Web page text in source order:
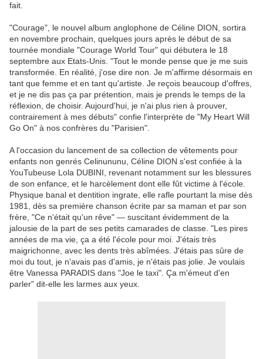
fait.
"Courage", le nouvel album anglophone de Céline DION, sortira
en novembre prochain, quelques jours après le début de sa
tournée mondiale "Courage World Tour" qui débutera le 18
septembre aux Etats-Unis. "Tout le monde pense que je me suis
transformée. En réalité, j'ose dire non. Je m'affirme désormais en
tant que femme et en tant qu'artiste. Je reçois beaucoup d'offres,
et je ne dis pas ça par prétention, mais je prends le temps de la
réflexion, de choisir. Aujourd'hui, je n'ai plus rien à prouver,
contrairement à mes débuts" confie l'interprète de "My Heart Will
Go On" à nos confrères du "Parisien".
A l'occasion du lancement de sa collection de vêtements pour
enfants non genrés Celinununu, Céline DION s'est confiée à la
YouTubeuse Lola DUBINI, revenant notamment sur les blessures
de son enfance, et le harcèlement dont elle fût victime à l'école.
Physique banal et dentition ingrate, elle rafle pourtant la mise dès
1981, dès sa première chanson écrite par sa maman et par son
frère, "Ce n'était qu'un rêve" — suscitant évidemment de la
jalousie de la part de ses petits camarades de classe. "Les pires
années de ma vie, ça a été l'école pour moi. J'étais très
maigrichonne, avec les dents très abîmées. J'étais pas sûre de
moi du tout, je n'avais pas d'amis, je n'étais pas jolie. Je voulais
être Vanessa PARADIS dans "Joe le taxi". Ça m'émeut d'en
parler" dit-elle les larmes aux yeux.